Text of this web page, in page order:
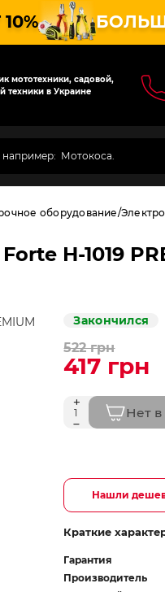
мототехники, садовой,
техники в Украине
оборудование
H-1019
Закончился
522 грн
417 грн
Нет
Нашли
Краткие
Гарантия
Производитель